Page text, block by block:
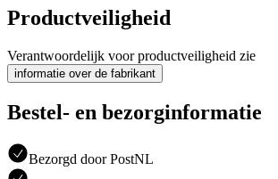
Productveiligheid
Verantwoordelijk voor productveiligheid zie
informatie over de fabrikant
Bestel- en bezorginformatie
Bezorgd door PostNL